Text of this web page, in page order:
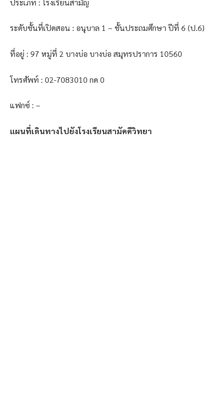
ประเภท : โรงเรียนสามัญ
ระดับชั้นที่เปิดสอน : อนุบาล 1 – ชั้นประถมศึกษา ปีที่ 6 (ป.6)
ที่อยู่ : 97 หมู่ที่ 2 บางบ่อ บางบ่อ สมุทรปราการ 10560
โทรศัพท์ : 02-7083010 กด 0
แฟกซ์ : –
แผนที่เดินทางไปยังโรงเรียนสามัคคีวิทยา